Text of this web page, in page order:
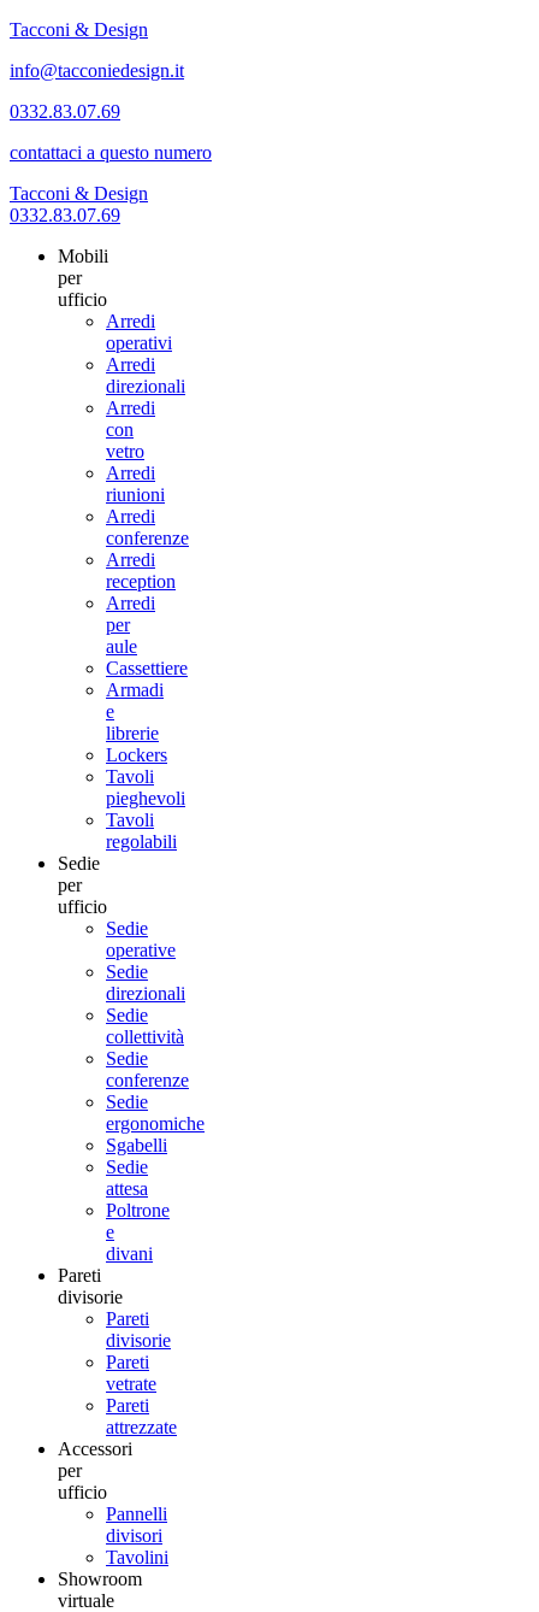
Tacconi & Design
info@tacconiedesign.it
0332.83.07.69
contattaci a questo numero
Tacconi & Design
0332.83.07.69
Mobili
per
ufficio
Arredi
operativi
Arredi
direzionali
Arredi
con
vetro
Arredi
riunioni
Arredi
conferenze
Arredi
reception
Arredi
per
aule
Cassettiere
Armadi
e
librerie
Lockers
Tavoli
pieghevoli
Tavoli
regolabili
Sedie
per
ufficio
Sedie
operative
Sedie
direzionali
Sedie
collettività
Sedie
conferenze
Sedie
ergonomiche
Sgabelli
Sedie
attesa
Poltrone
e
divani
Pareti
divisorie
Pareti
divisorie
Pareti
vetrate
Pareti
attrezzate
Accessori
per
ufficio
Pannelli
divisori
Tavolini
Showroom
virtuale